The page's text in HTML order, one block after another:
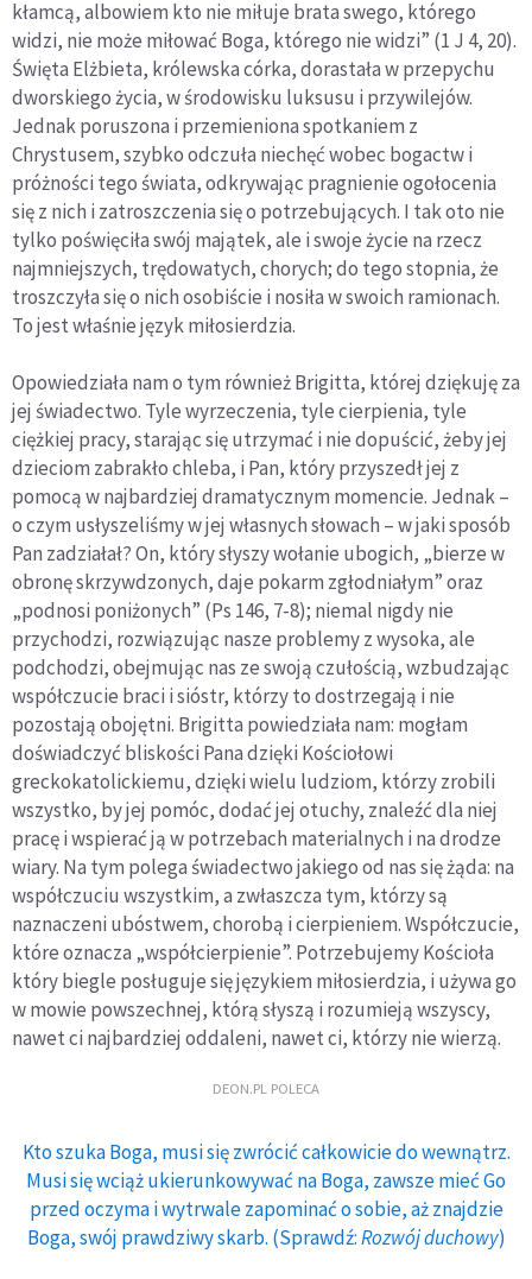
kłamcą, albowiem kto nie miłuje brata swego, którego
widzi, nie może miłować Boga, którego nie widzi” (1 J 4, 20).
Święta Elżbieta, królewska córka, dorastała w przepychu
dworskiego życia, w środowisku luksusu i przywilejów.
Jednak poruszona i przemieniona spotkaniem z
Chrystusem, szybko odczuła niechęć wobec bogactw i
próżności tego świata, odkrywając pragnienie ogołocenia
się z nich i zatroszczenia się o potrzebujących. I tak oto nie
tylko poświęciła swój majątek, ale i swoje życie na rzecz
najmniejszych, trędowatych, chorych; do tego stopnia, że
troszczyła się o nich osobiście i nosiła w swoich ramionach.
To jest właśnie język miłosierdzia.
Opowiedziała nam o tym również Brigitta, której dziękuję za
jej świadectwo. Tyle wyrzeczenia, tyle cierpienia, tyle
ciężkiej pracy, starając się utrzymać i nie dopuścić, żeby jej
dzieciom zabrakło chleba, i Pan, który przyszedł jej z
pomocą w najbardziej dramatycznym momencie. Jednak –
o czym usłyszeliśmy w jej własnych słowach – w jaki sposób
Pan zadziałał? On, który słyszy wołanie ubogich, „bierze w
obronę skrzywdzonych, daje pokarm zgłodniałym” oraz
„podnosi poniżonych” (Ps 146, 7-8); niemal nigdy nie
przychodzi, rozwiązując nasze problemy z wysoka, ale
podchodzi, obejmując nas ze swoją czułością, wzbudzając
współczucie braci i sióstr, którzy to dostrzegają i nie
pozostają obojętni. Brigitta powiedziała nam: mogłam
doświadczyć bliskości Pana dzięki Kościołowi
greckokatolickiemu, dzięki wielu ludziom, którzy zrobili
wszystko, by jej pomóc, dodać jej otuchy, znaleźć dla niej
pracę i wspierać ją w potrzebach materialnych i na drodze
wiary. Na tym polega świadectwo jakiego od nas się żąda: na
współczuciu wszystkim, a zwłaszcza tym, którzy są
naznaczeni ubóstwem, chorobą i cierpieniem. Współczucie,
które oznacza „współcierpienie”. Potrzebujemy Kościoła
który biegle posługuje się językiem miłosierdzia, i używa go
w mowie powszechnej, którą słyszą i rozumieją wszyscy,
nawet ci najbardziej oddaleni, nawet ci, którzy nie wierzą.
DEON.PL POLECA
Kto szuka Boga, musi się zwrócić całkowicie do wewnątrz.
Musi się wciąż ukierunkowywać na Boga, zawsze mieć Go
przed oczyma i wytrwale zapominać o sobie, aż znajdzie
Boga, swój prawdziwy skarb. (Sprawdź:Rozwój duchowy)